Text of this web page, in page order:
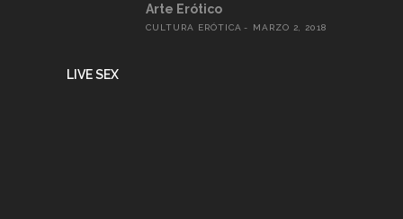
Arte Erótico
CULTURA ERÓTICA MARZO 2, 2018
LIVE SEX